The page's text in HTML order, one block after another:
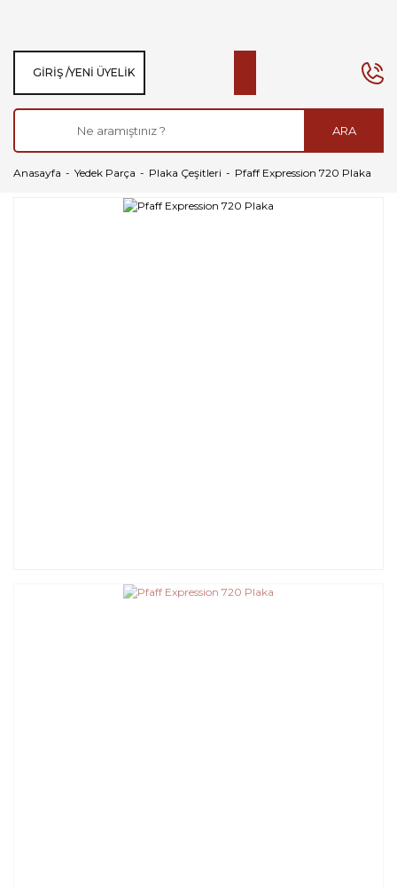
ARA
GIRIŞ /YENI ÜYELIK
Anasayfa Yedek Parça Plaka Çeşitleri Pfaff Expression 720 Plaka